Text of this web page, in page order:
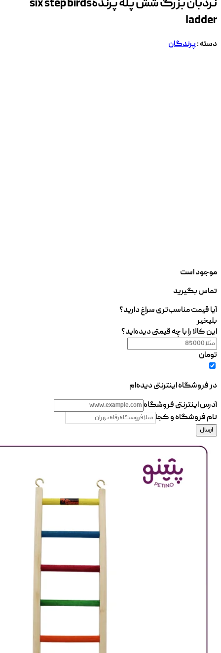
نردبان بزرگ شش پله پرندهsix step birds
ladder
دسته :پرندگان
موجود است
تماس بگیرید
آیا قیمت مناسب‌تری سراغ دارید؟
بلیخیر
این کالا را با چه قیمتی دیده‌اید؟
تومان
در فروشگاه اینترنتی دیده‌ام
آدرس اینترنتی فروشگاه
نام فروشگاه و کجا